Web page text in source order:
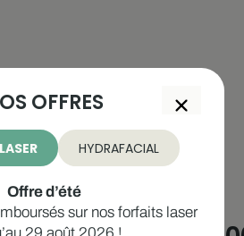
OFFRES
HYDRAFACIAL
Offre d’été
sur nos forfaits laser